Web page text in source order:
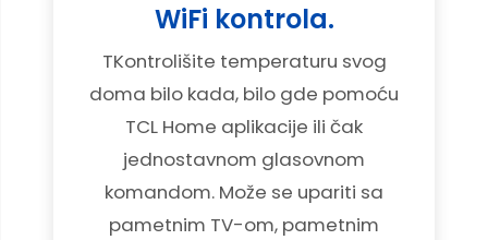
WiFi kontrola.
TKontrolišite temperaturu svog
doma bilo kada, bilo gde pomoću
TCL Home aplikacije ili čak
jednostavnom glasovnom
komandom. Može se upariti sa
pametnim TV-om, pametnim